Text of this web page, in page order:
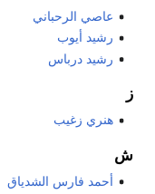
عاصي الرحباني
رشيد أيوب
رشيد درباس
ز
هنري زغيب
ش
أحمد فارس الشدياق